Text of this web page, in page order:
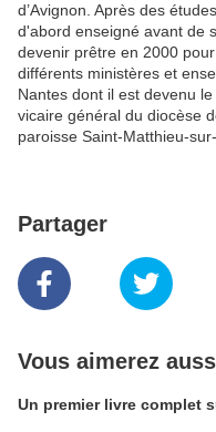
d’Avignon. Après des
d'abord enseigné avant de
devenir prêtre en 2000
différents ministères et
Nantes dont il est devenu
vicaire général du diocèse
paroisse Saint-Matthieu-
Partager
Vous aimerez
Un premier livre complet